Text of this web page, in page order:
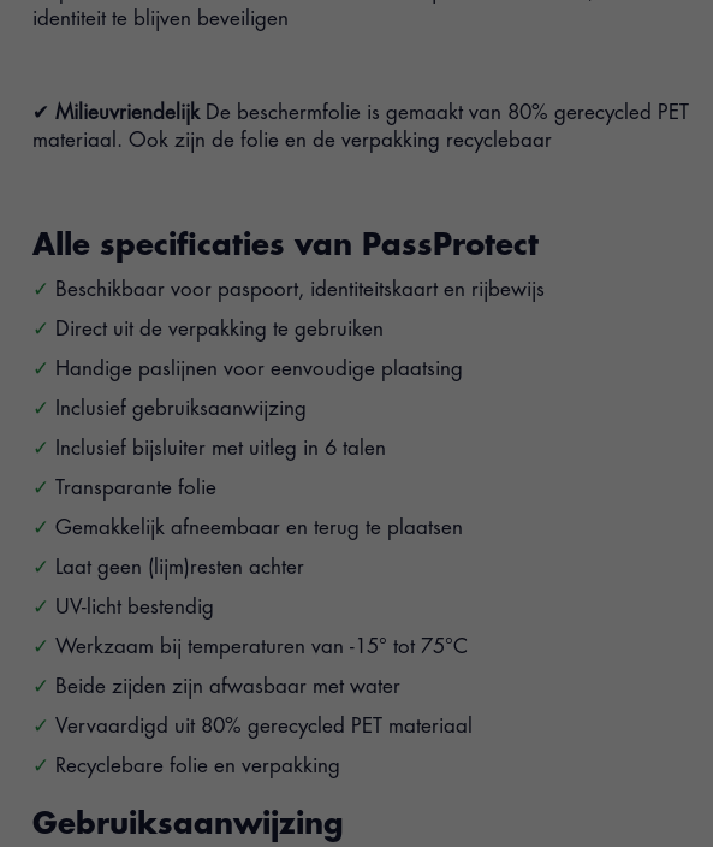
identiteit te blijven beveiligen
✔ Milieuvriendelijk De beschermfolie is gemaakt van 80% gerecycled PET
materiaal. Ook zijn de folie en de verpakking recyclebaar
Alle specificaties van PassProtect
Beschikbaar voor paspoort, identiteitskaart en rijbewijs
Direct uit de verpakking te gebruiken
Handige paslijnen voor eenvoudige plaatsing
Inclusief gebruiksaanwijzing
Inclusief bijsluiter met uitleg in 6 talen
Transparante folie
Gemakkelijk afneembaar en terug te plaatsen
Laat geen (lijm)resten achter
UV-licht bestendig
Werkzaam bij temperaturen van -15° tot 75°C
Beide zijden zijn afwasbaar met water
Vervaardigd uit 80% gerecycled PET materiaal
Recyclebare folie en verpakking
Gebruiksaanwijzing